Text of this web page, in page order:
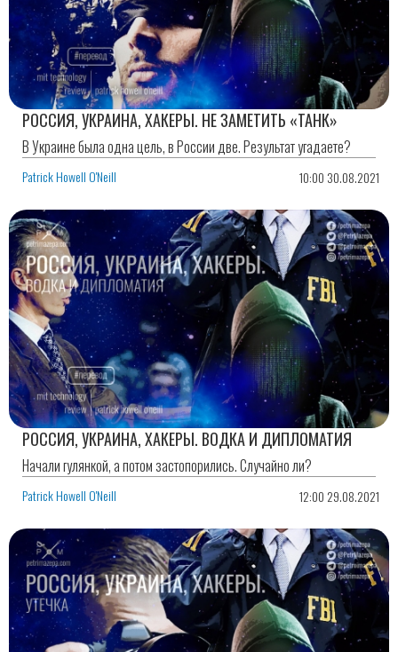
РОССИЯ, УКРАИНА, ХАКЕРЫ. НЕ ЗАМЕТИТЬ «ТАНК»
В Украине была одна цель, в России две. Результат угадаете?
Patrick Howell O'Neill 10:00 30.08.2021
РОССИЯ, УКРАИНА, ХАКЕРЫ. ВОДКА И ДИПЛОМАТИЯ
Начали гулянкой, а потом застопорились. Случайно ли?
Patrick Howell O'Neill 12:00 29.08.2021